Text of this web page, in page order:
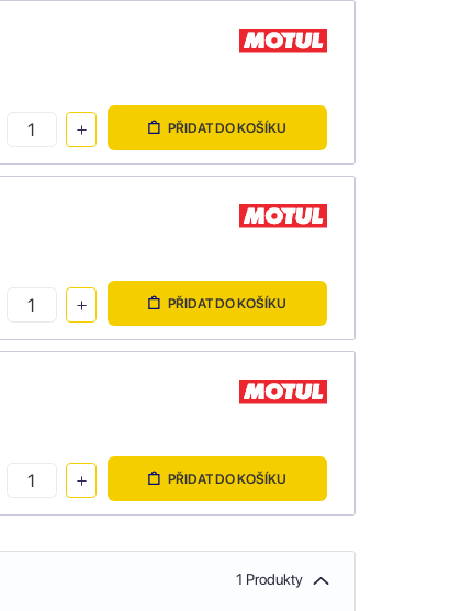
PŘIDAT DO KOŠÍKU
PŘIDAT DO KOŠÍKU
PŘIDAT DO KOŠÍKU
1 Produkty